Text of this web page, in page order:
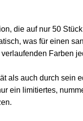
die auf nur 50
was für einen
Farben
als auch durch sein
ein limitiertes,